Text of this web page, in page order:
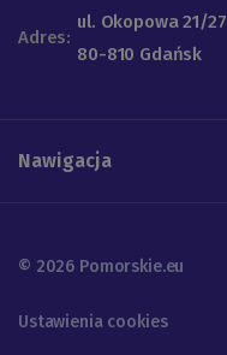
Adres:
ul. Okopowa 21/27
80-810 Gdańsk
Nawigacja
© 2026 Pomorskie.eu
Ustawienia cookies